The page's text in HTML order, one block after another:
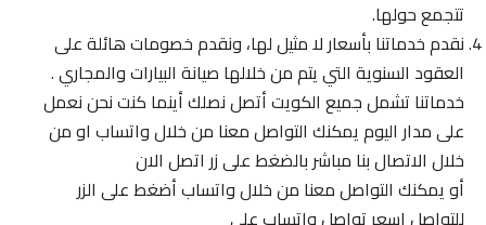
تتجمع حولها.
نقدم خدماتنا بأسعار لا مثيل لها، ونقدم خصومات هائلة على
العقود السنوية التي يتم من خلالها صيانة البيارات والمجاري .
خدماتنا تشمل جميع الكويت أتصل نصلك أينما كنت نحن نعمل
على مدار اليوم يمكنك التواصل معنا من خلال واتساب او من
خلال الاتصال بنا مباشر بالضغط على زر اتصل الان
أو يمكنك التواصل معنا من خلال واتساب أضغط على الزر